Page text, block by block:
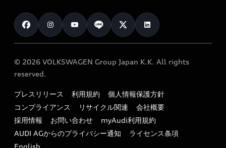
カタログ一覧
車検 / 定期点検
e-tronアフターサポート
myAudi
クオリティ
保証
メンテナンス
ファイナンス
キャンペーン / イベント
買取査定
お知らせ
オーナー様向けキャンペーン
特定整備適用車一覧
リサイクル法
よくある質問（FAQ）
© 2026 VOLKSWAGEN Group Japan K.K. All rights
reserved.
プレスリリース 利用規約
個人情報保護方針
コンプライアンス
リサイクル関連
会社概要
採用情報
お問い合わせ
myAudi利用規約
AUDI AGからのプライバシー通知
ライセンス条項
English